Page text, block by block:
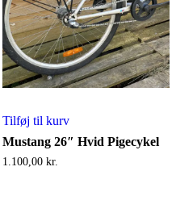
Tilføj til kurv
Mustang 26″ Hvid Pigecykel
1.100,00 kr.